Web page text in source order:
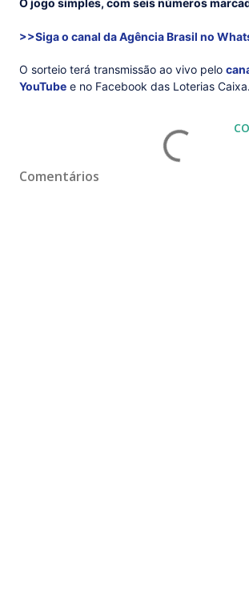
>>Siga o canal da Agência Brasil no
O sorteio terá transmissão ao vivo pelo
YouTube e no Facebook das Loterias Caixa.
Comentários